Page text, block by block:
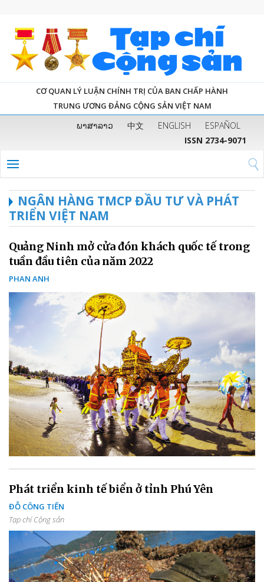
CƠ QUAN LÝ LUẬN CHÍNH TRỊ CỦA BAN CHẤP HÀNH
TRUNG ƯƠNG ĐẢNG CỘNG SẢN VIỆT NAM
ພາສາລາວ 中文 ENGLISH
ESPAÑOL
ISSN 2734-9071
NGÂN HÀNG TMCP ĐẦU TƯ VÀ PHÁT
TRIỂN VIỆT NAM
Quảng Ninh mở cửa đón khách quốc tế trong
tuần đầu tiên của năm 2022
PHAN ANH
Phát triển kinh tế biển ở tỉnh Phú Yên
ĐỖ CÔNG TIẾN
Tạp chí Cộng sản